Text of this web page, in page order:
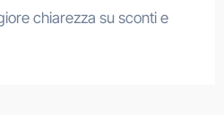
chiarezza su sconti e